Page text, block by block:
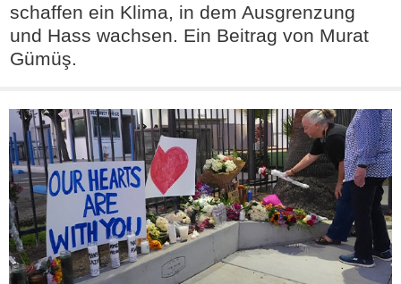
schaffen ein Klima, in dem Ausgrenzung
und Hass wachsen. Ein Beitrag von Murat
Gümüş.